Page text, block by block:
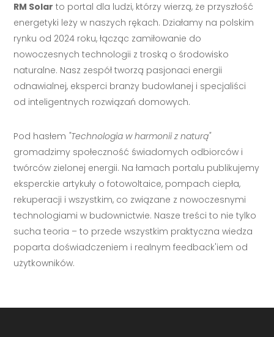
RM Solar to portal dla ludzi, którzy wierzą, że przyszłość
energetyki leży w naszych rękach. Działamy na polskim
rynku od 2024 roku, łącząc zamiłowanie do
nowoczesnych technologii z troską o środowisko
naturalne. Nasz zespół tworzą pasjonaci energii
odnawialnej, eksperci branży budowlanej i specjaliści
od inteligentnych rozwiązań domowych.
Pod hasłem "Technologia w harmonii z naturą"
gromadzimy społeczność świadomych odbiorców i
twórców zielonej energii. Na łamach portalu publikujemy
eksperckie artykuły o fotowoltaice, pompach ciepła,
rekuperacji i wszystkim, co związane z nowoczesnymi
technologiami w budownictwie. Nasze treści to nie tylko
sucha teoria – to przede wszystkim praktyczna wiedza
poparta doświadczeniem i realnym feedback'iem od
użytkowników.